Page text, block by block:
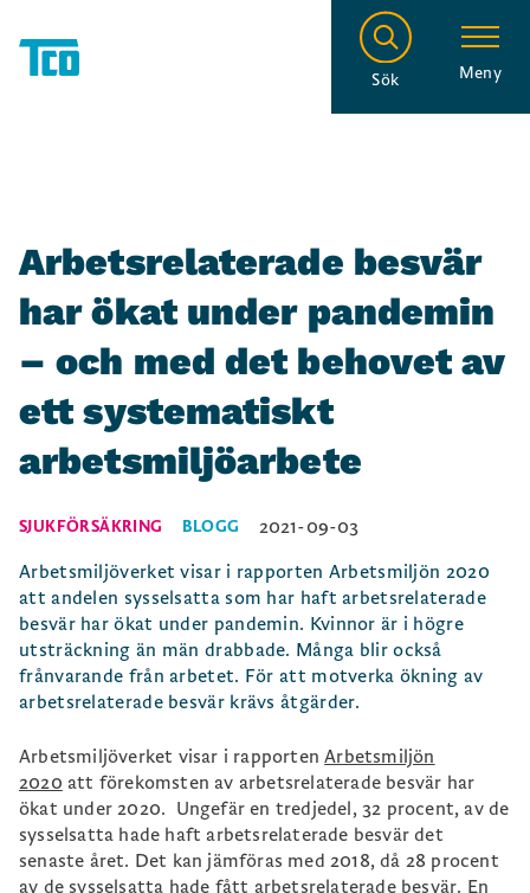
Sök Meny
Arbetsrelaterade besvär
har ökat under pandemin
– och med det behovet av
ett systematiskt
arbetsmiljöarbete
SJUKFÖRSÄKRING BLOGG
2021-09-03
Arbetsmiljöverket visar i rapporten Arbetsmiljön 2020
att andelen sysselsatta som har haft arbetsrelaterade
besvär har ökat under pandemin. Kvinnor är i högre
utsträckning än män drabbade. Många blir också
frånvarande från arbetet. För att motverka ökning av
arbetsrelaterade besvär krävs åtgärder.
Arbetsmiljöverket visar i rapportenArbetsmiljön
2020 att förekomsten av arbetsrelaterade besvär har
ökat under 2020. Ungefär en tredjedel, 32 procent, av de
sysselsatta hade haft arbetsrelaterade besvär det
senaste året. Det kan jämföras med 2018, då 28 procent
av de sysselsatta hade fått arbetsrelaterade besvär. En